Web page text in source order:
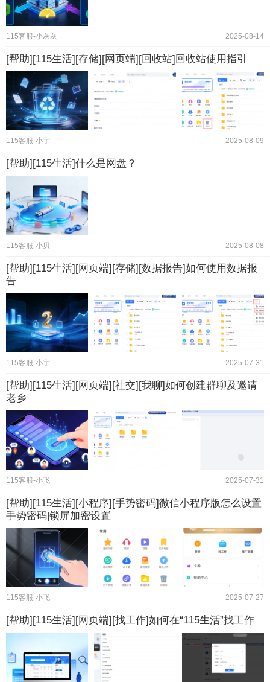
115客服-小灰灰 2025-08-14
[帮助][115生活][存储][网页端][回收站]回收站使用指引
115客服-小宇 2025-08-09
[帮助][115生活]什么是网盘？
115客服-小贝 2025-08-08
[帮助][115生活][网页端][存储][数据报告]如何使用数据报
告
115客服-小宇 2025-07-31
[帮助][115生活][网页端][社交][我聊]如何创建群聊及邀请
老乡
115客服-小飞 2025-07-31
[帮助][115生活][小程序][手势密码]微信小程序版怎么设置
手势密码|锁屏加密设置
115客服-小飞 2025-07-27
[帮助][115生活][网页端][找工作]如何在“115生活”找工作